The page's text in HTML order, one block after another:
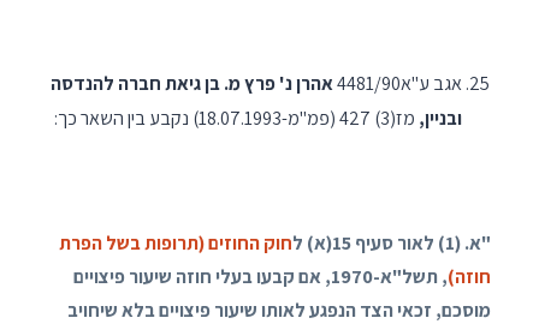
אגב ע"א4481/90
אהרן נ' פרץ מ. בן גיאת חברה להנדסה
ובניין, מז(3) 427 (פמ"מ-18.07.1993) נקבע בין השאר כך:
"א. (1) לאור סעיף 15(א) לחוק החוזים (תרופות בשל הפרת
חוזה),תשל"א-1970, אם קבעו בעלי חוזה שיעור פיצויים
מוסכם, זכאי הצד הנפגע לאותו שיעור פיצויים בלא שיחויב